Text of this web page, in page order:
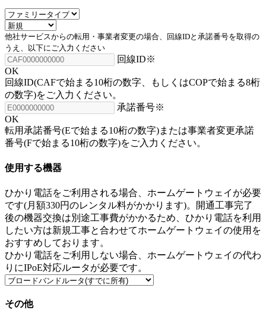
他社サービスからの転用・事業者変更の場合、回線IDと承諾番号を取得の
うえ、以下にご入力ください
回線ID※
OK
回線ID(CAFで始まる10桁の数字、もしくはCOPで始まる8桁
の数字)をご入力ください。
承諾番号※
OK
転用承諾番号(Eで始まる10桁の数字)または事業者変更承諾
番号(Fで始まる10桁の数字)をご入力ください。
使用する機器
ひかり電話をご利用される場合、ホームゲートウェイが必要
です(月額330円のレンタル料がかかります)。開通工事完了
後の機器交換は別途工事費がかかるため、ひかり電話を利用
したい方は新規工事と合わせてホームゲートウェイの使用を
おすすめしております。
ひかり電話をご利用しない場合、ホームゲートウェイの代わ
りにIPoE対応ルータが必要です。
その他